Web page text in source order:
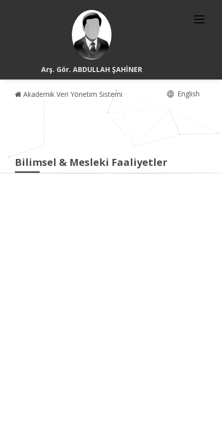
Arş. Gör. ABDULLAH ŞAHİNER
Akademik Veri Yönetim Sistemi English
Bilimsel & Mesleki Faaliyetler